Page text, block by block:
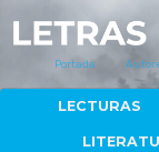
Portada
LECTURAS